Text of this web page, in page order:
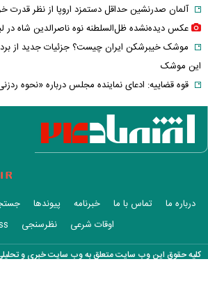
آلمان صدرنشین حداقل دستمزد اروپا از نظر قدرت
عکس دیده‌نشده ظل‌السلطنه نوه ناصرالدین شاه در
موشک خیبرشکن ایران چیست؟ جزئیات جدید از
این موشک
قوه قضاییه: ادعای نماینده مجلس درباره «نحوه
لاریجانی» صحت ندارد
قدرت‌نمایی تکاوران ارتش
شرط جدید بازنشستگی اعلام شد؛ چه کسانی باید
کدام بازیکنان تیم فوتبال ایران هنوز تیم پیدا
آیا دکترین اختاپوس در برابر ایران ناکام ماند؟
پشت پرده خودکفایی دارویی؛ چرا واردات همچنان
درباره ما تماس با ما خبرنامه پیوندها
اوقات شرعی
نظرسنجی